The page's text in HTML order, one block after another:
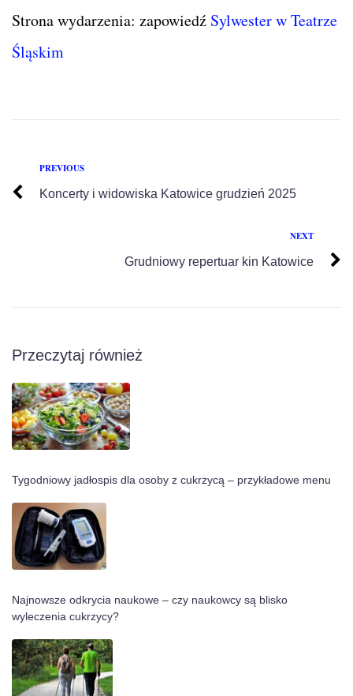
Strona wydarzenia: zapowiedź Sylwester w Teatrze
Śląskim
PREVIOUS
Koncerty i widowiska Katowice grudzień 2025
NEXT
Grudniowy repertuar kin Katowice
Przeczytaj również
Tygodniowy jadłospis dla osoby z cukrzycą – przykładowe menu
Najnowsze odkrycia naukowe – czy naukowcy są blisko
wyleczenia cukrzycy?